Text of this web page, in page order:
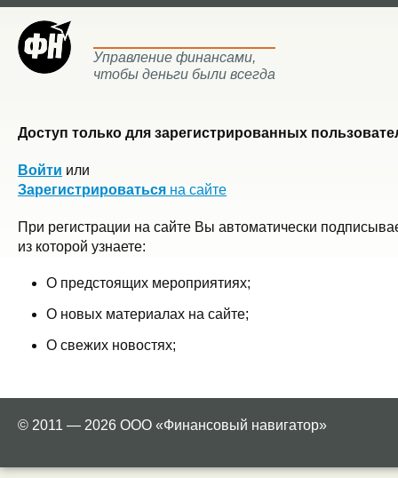
Управление финансами,
чтобы деньги были всегда
Доступ только для зарегистрированных
Войти или
Зарегистрироваться на сайте
При регистрации на сайте Вы автоматически
из которой узнаете:
О предстоящих мероприятиях;
О новых материалах на сайте;
О свежих новостях;
© 2011 — 2026 ООО «Финансовый навигатор»